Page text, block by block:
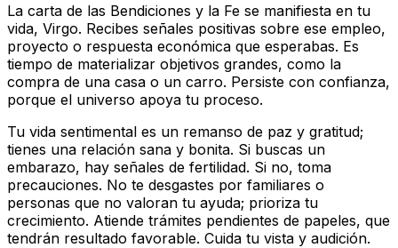
La carta de las Bendiciones y la Fe se manifiesta en tu
vida, Virgo. Recibes señales positivas sobre ese empleo,
proyecto o respuesta económica que esperabas. Es
tiempo de materializar objetivos grandes, como la
compra de una casa o un carro. Persiste con confianza,
porque el universo apoya tu proceso.
Tu vida sentimental es un remanso de paz y gratitud;
tienes una relación sana y bonita. Si buscas un
embarazo, hay señales de fertilidad. Si no, toma
precauciones. No te desgastes por familiares o
personas que no valoran tu ayuda; prioriza tu
crecimiento. Atiende trámites pendientes de papeles, que
tendrán resultado favorable. Cuida tu vista y audición.